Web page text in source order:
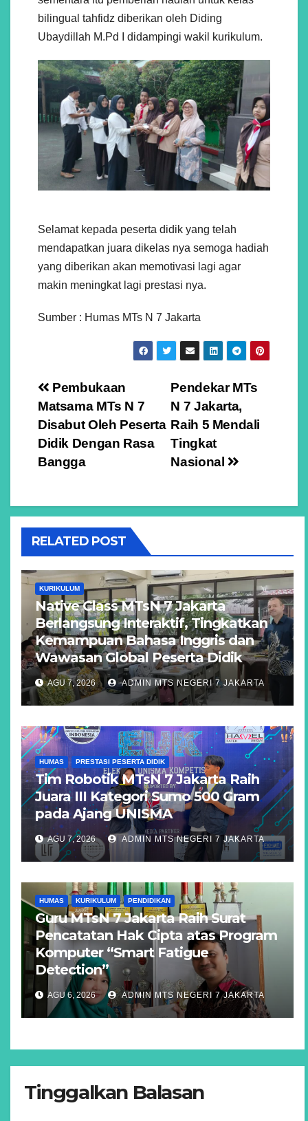
bilingual tahfidz diberikan oleh Diding
Ubaydillah M.Pd I didampingi wakil kurikulum.
Selamat kepada peserta didik yang telah
mendapatkan juara dikelas nya semoga hadiah
yang diberikan akan memotivasi lagi agar
makin meningkat lagi prestasi nya.
Sumber : Humas MTs N 7 Jakarta
Navigasi
pos
Pendekar MTs
N 7 Jakarta,
Raih 5 Mendali
Tingkat
Nasional
Pembukaan
Matsama MTs N 7
Disabut Oleh Peserta
Didik Dengan Rasa
Bangga
RELATED POST
KURIKULUM
Native Class MTsN 7 Jakarta
Berlangsung Interaktif, Tingkatkan
Kemampuan Bahasa Inggris dan
Wawasan Global Peserta Didik
AGU 7, 2026 ADMIN MTS NEGERI 7 JAKARTA
HUMAS PRESTASI PESERTA DIDIK
Tim Robotik MTsN 7 Jakarta Raih
Juara III Kategori Sumo 500 Gram
pada Ajang UNISMA
AGU 7, 2026 ADMIN MTS NEGERI 7 JAKARTA
HUMAS KURIKULUM PENDIDIKAN
Guru MTsN 7 Jakarta Raih Surat
Pencatatan Hak Cipta atas Program
Komputer “Smart Fatigue
Detection”
AGU 6, 2026 ADMIN MTS NEGERI 7 JAKARTA
Tinggalkan Balasan